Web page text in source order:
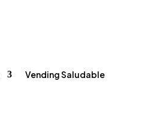
Vending Saludable